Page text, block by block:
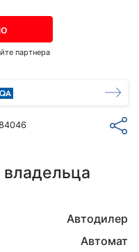
партнера
Автодилер
Автомат